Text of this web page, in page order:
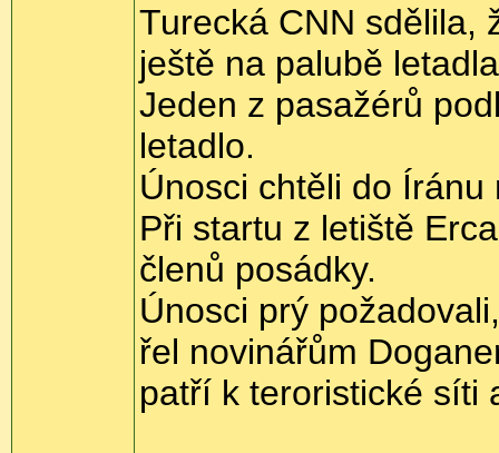
Turecká CNN sdělila,
ještě na palubě
Jeden z pasažérů
letadlo.
Únosci chtěli do Íránu
Při startu z letiště
členů posádky.
Únosci prý
řel novinářům
patří k teroristické síti